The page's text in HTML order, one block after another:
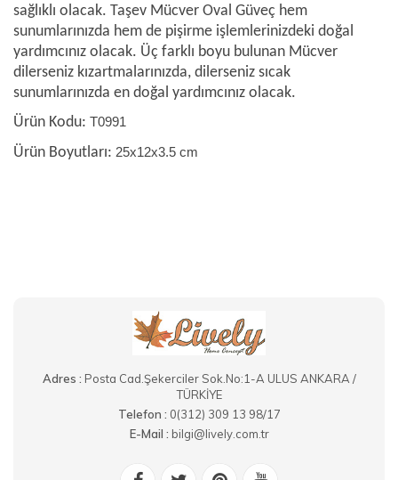
sağlıklı olacak. Taşev Mücver Oval Güveç hem
sunumlarınızda hem de pişirme işlemlerinizdeki doğal
yardımcınız olacak. Üç farklı boyu bulunan Mücver
dilerseniz kızartmalarınızda, dilerseniz sıcak
sunumlarınızda en doğal yardımcınız olacak.
Ürün Kodu: T0991
Ürün Boyutları: 25x12x3.5 cm
Adres : Posta Cad.Şekerciler Sok.No:1-A ULUS ANKARA /
TÜRKİYE
Telefon : 0(312) 309 13 98/17
E-Mail : bilgi@lively.com.tr